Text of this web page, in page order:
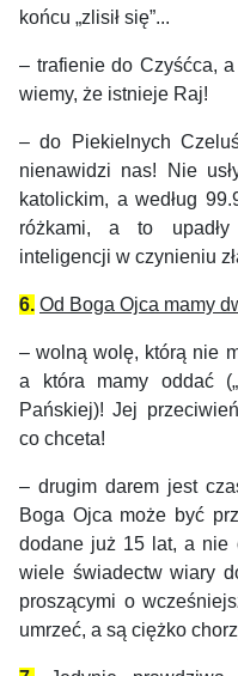
końcu „zlisił się”...
– trafienie do Czyśćca,
wiemy, że istnieje Raj!
– do Piekielnych
nienawidzi nas! Nie
katolickim, a według
różkami, a to upadły
inteligencji w czynieniu
6. Od Boga Ojca mamy
–wolną wolę, którą nie
a która mamy oddać
Pańskiej)! Jej
co chceta!
– drugim darem jest
Boga Ojca może być
dodane już 15 lat, a nie
wiele świadectw wiary
proszącymi o
umrzeć, a są ciężko